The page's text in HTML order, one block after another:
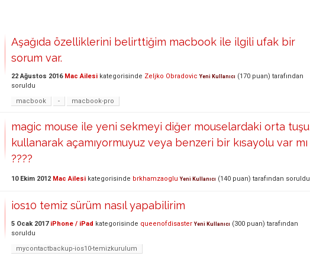
Aşağıda özelliklerini belirttiğim macbook ile ilgili ufak bir
sorum var.
22 Ağustos 2016 Mac Ailesi kategorisinde Zeljko Obradovic Yeni Kullanıcı (170 puan) tarafından
soruldu
macbook
- macbook-pro
magic mouse ile yeni sekmeyi diğer mouselardaki orta tuşu
kullanarak açamıyormuyuz veya benzeri bir kısayolu var mı
????
10 Ekim 2012 Mac Ailesi kategorisinde brkhamzaoglu Yeni Kullanıcı (140 puan) tarafından soruldu
ios10 temiz sürüm nasıl yapabilirim
5 Ocak 2017 iPhone / iPad kategorisinde queenofdisaster Yeni Kullanıcı (300 puan) tarafından
soruldu
mycontactbackup-ios10-temizkurulum